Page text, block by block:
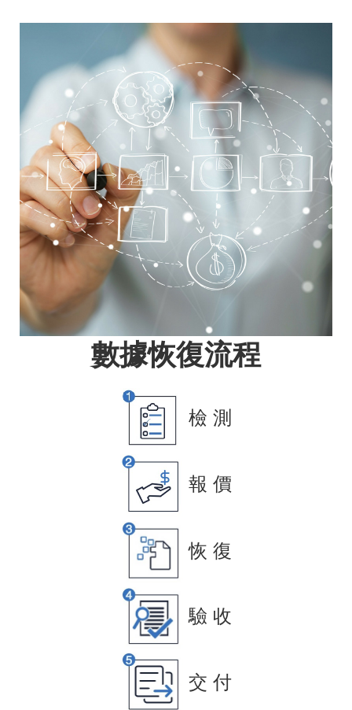
數據恢復流程
檢 測
報 價
恢 復
驗 收
交 付